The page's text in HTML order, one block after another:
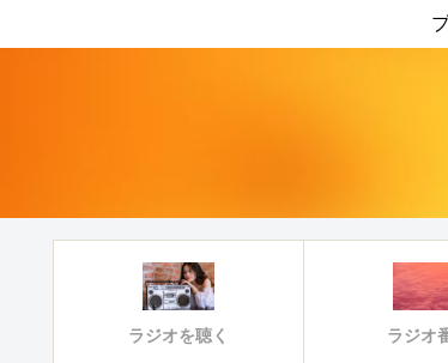
ラジオを聴く
ラジオ